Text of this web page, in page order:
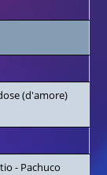
(d'amore)
- Pachuco